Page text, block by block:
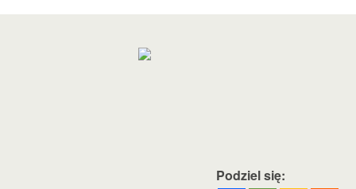
Podziel się: